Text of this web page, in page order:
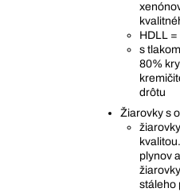
HDLL =
s
80%
drôtu
Žiarovky s
plynov
stáleho